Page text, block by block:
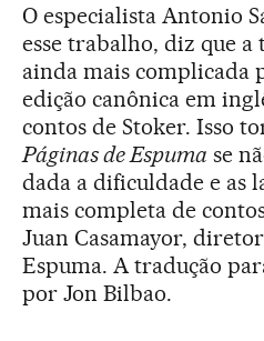
O especialista Antonio
esse trabalho, diz que a
ainda mais complicada
edição canônica em
contos de Stoker. Isso
Páginas de Espuma se
dada a dificuldade e as
mais completa de
Juan Casamayor,
Espuma. A tradução
por Jon Bilbao.